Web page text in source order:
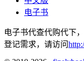
电子书
电子书代查代购代下
登记需求，请访问